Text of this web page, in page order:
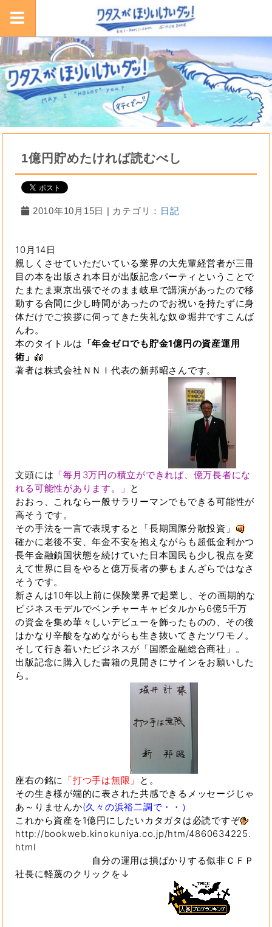
1億円貯めたければ読むべし
2010年10月15日 | カテゴリ： 日記
10月14日
親しくさせていただいている業界の大先輩経営者が三冊
目の本を出版され本日が出版記念パーティということで
たまたま東京出張でそのまま岐阜で講演があったので移
動する合間に少し時間があったのでお祝いを持たずに身
体だけでご挨拶に伺ってきた失礼な奴＠堀井ですこんば
んわ。
本のタイトルは 「年金ゼロでも貯金1億円の資産運用
術」
著者は株式会社ＮＮＩ代表の新邦昭さんです。
文頭には 「毎月3万円の積立ができれば、億万長者にな
れる可能性があります。」 と
おおっ、これなら一般サラリーマンでもできる可能性が
高そうです。
その手法を一言で表現すると「長期国際分散投資」
確かに老後不安、年金不安を抱えながらも超低金利かつ
長年金融鎖国状態を続けていた日本国民も少し視点を変
えて世界に目をやると億万長者の夢もまんざらではなさ
そうです。
新さんは10年以上前に保険業界で起業し、その画期的な
ビジネスモデルでベンチャーキャピタルから6億5千万
の資金を集め華々しいデビューを飾ったものの、その後
はかなり辛酸をなめながらも生き抜いてきたツワモノ。
そして行き着いたビジネスが「国際金融総合商社」。
出版記念に購入した書籍の見開きにサインをお願いした
ら。
座右の銘に 「打つ手は無限」 と。
その生き様が端的に表された共感できるメッセージじゃ
あ～りませんか(久々の浜裕二調で・・）
これから資産を1億円にしたいカタガタは必読ですぞ
http://bookweb.kinokuniya.co.jp/htm/4860634225.
html
自分の運用は損ばかりする似非ＣＦＰ
社長に軽蔑のクリックを↓